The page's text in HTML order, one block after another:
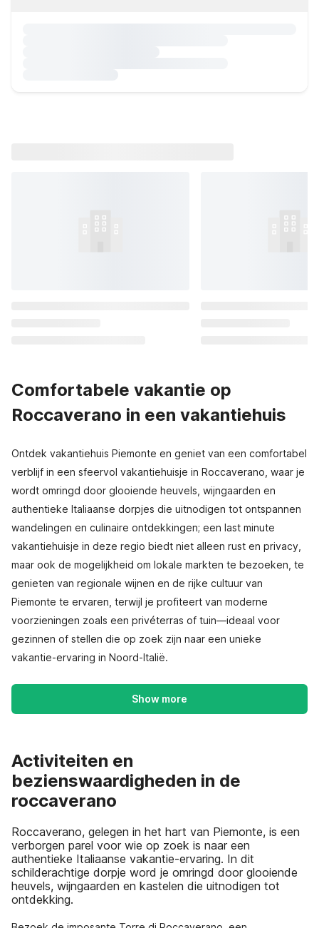
Comfortabele vakantie op
Roccaverano in een vakantiehuis
Ontdek vakantiehuis Piemonte en geniet van een comfortabel
verblijf in een sfeervol vakantiehuisje in Roccaverano, waar je
wordt omringd door glooiende heuvels, wijngaarden en
authentieke Italiaanse dorpjes die uitnodigen tot ontspannen
wandelingen en culinaire ontdekkingen; een last minute
vakantiehuisje in deze regio biedt niet alleen rust en privacy,
maar ook de mogelijkheid om lokale markten te bezoeken, te
genieten van regionale wijnen en de rijke cultuur van
Piemonte te ervaren, terwijl je profiteert van moderne
voorzieningen zoals een privéterras of tuin—ideaal voor
gezinnen of stellen die op zoek zijn naar een unieke
vakantie-ervaring in Noord-Italië.
Show more
Activiteiten en
bezienswaardigheden in de
roccaverano
Roccaverano, gelegen in het hart van Piemonte, is een
verborgen parel voor wie op zoek is naar een
authentieke Italiaanse vakantie-ervaring. In dit
schilderachtige dorpje word je omringd door glooiende
heuvels, wijngaarden en kastelen die uitnodigen tot
ontdekking.